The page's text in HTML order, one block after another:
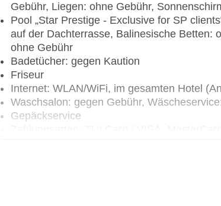
Gebühr, Liegen: ohne Gebühr,
Pool „Star Prestige - Exclusive for SP
auf der Dachterrasse, Balinesische Betten:
ohne Gebühr
Badetücher: gegen Kaution
Friseur
Internet: WLAN/WiFi, im gesamten Hotel
Waschsalon: gegen Gebühr,
Gepäckservice